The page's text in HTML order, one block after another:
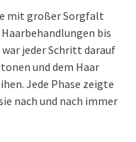
mit großer Sorgfalt
bis
jeder Schritt darauf
und dem Haar
Jede Phase zeigte
nach und nach immer